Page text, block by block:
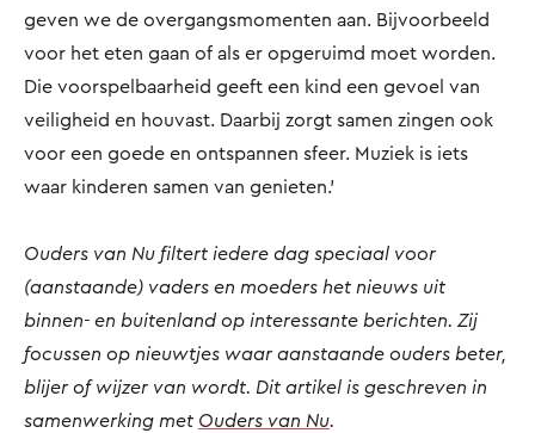
geven we de overgangsmomenten aan. Bijvoorbeeld
voor het eten gaan of als er opgeruimd moet worden.
Die voorspelbaarheid geeft een kind een gevoel van
veiligheid en houvast. Daarbij zorgt samen zingen ook
voor een goede en ontspannen sfeer. Muziek is iets
waar kinderen samen van genieten.’
Ouders van Nu filtert iedere dag speciaal voor
(aanstaande) vaders en moeders het nieuws uit
binnen- en buitenland op interessante berichten. Zij
focussen op nieuwtjes waar aanstaande ouders beter,
blijer of wijzer van wordt. Dit artikel is geschreven in
samenwerking met Ouders van Nu.